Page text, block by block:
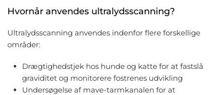
Hvornår anvendes ultralydsscanning?
Ultralydsscanning anvendes indenfor flere forskellige
områder:
Drægtighedstjek hos hunde og katte for at fastslå
graviditet og monitorere fostrenes udvikling
Undersøgelse af mave-tarmkanalen for at